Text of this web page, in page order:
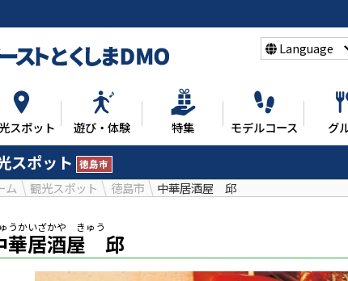
Language
スポット 遊び・体験 特集 モデルコース グ
スポット 徳島市
ム 観光スポット 徳島市 中華居酒屋 邱
華居酒屋 邱
うかいざかや きゅう